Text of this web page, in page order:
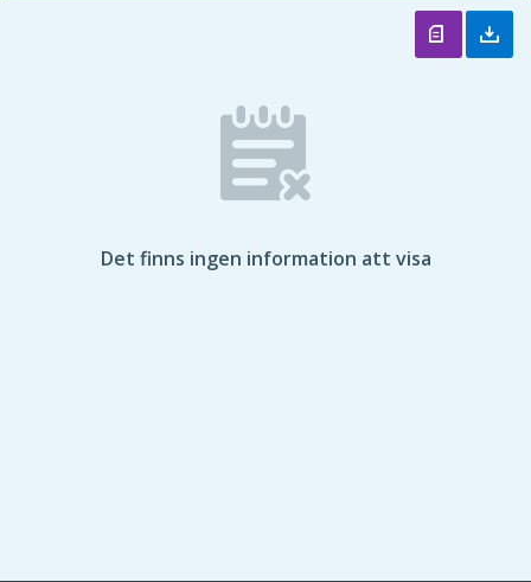
Det finns ingen information att visa